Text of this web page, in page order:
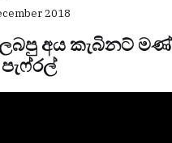
2018
අය කැබිනට්